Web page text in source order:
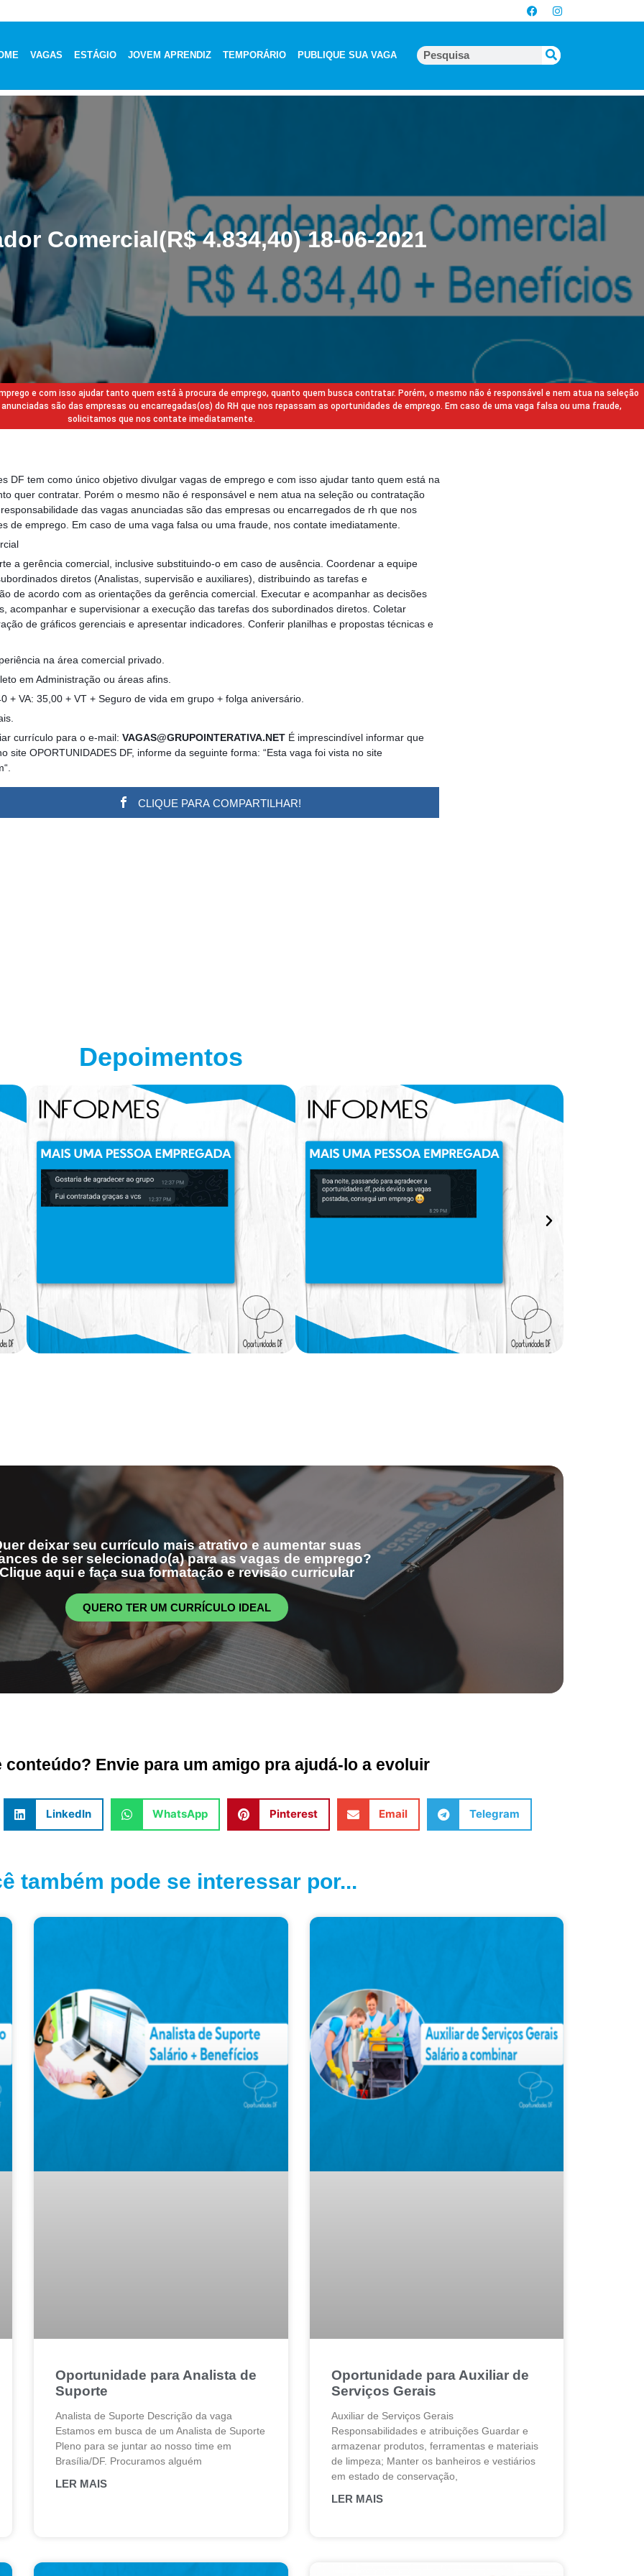
VAGAS ESTÁGIO JOVEM APRENDIZ TEMPORÁRIO PUBLIQUE SUA VAGA
Comercial(R$ 4.834,40) 18-06-2021
e com isso ajudar tanto quem está à procura de emprego, quanto quem busca contratar. Porém, o mesmo não é responsável e nem atua na seleção
são das empresas ou encarregadas(os) do RH que nos repassam as oportunidades de emprego. Em caso de uma vaga falsa ou uma fraude,
solicitamos que nos contate imediatamente.
DF tem como único objetivo divulgar vagas de emprego e com isso ajudar tanto quem está na
quer contratar. Porém o mesmo não é responsável e nem atua na seleção ou contratação
das vagas anunciadas são das empresas ou encarregados de rh que nos
de emprego. Em caso de uma vaga falsa ou uma fraude, nos contate imediatamente.
a gerência comercial, inclusive substituindo-o em caso de ausência. Coordenar a equipe
diretos (Analistas, supervisão e auxiliares), distribuindo as tarefas e
de acordo com as orientações da gerência comercial. Executar e acompanhar as decisões
acompanhar e supervisionar a execução das tarefas dos subordinados diretos. Coletar
de gráficos gerenciais e apresentar indicadores. Conferir planilhas e propostas técnicas e
na área comercial privado.
em Administração ou áreas afins.
+ VA: 35,00 + VT + Seguro de vida em grupo + folga aniversário.
currículo para o e-mail: VAGAS@GRUPOINTERATIVA.NET É imprescindível informar que
site OPORTUNIDADES DF, informe da seguinte forma: “Esta vaga foi vista no site
CLIQUE PARA COMPARTILHAR!
Depoimentos
deixar seu currículo mais atrativo e aumentar suas
de ser selecionado(a) para as vagas de emprego?
aqui e faça sua formatação e revisão curricular
QUERO TER UM CURRÍCULO IDEAL
conteúdo? Envie para um amigo pra ajudá-lo a evoluir
LinkedIn WhatsApp Pinterest Email Telegram
também pode se interessar por...
Oportunidade para Analista de
Suporte
Analista de Suporte Descrição da vaga
Estamos em busca de um Analista de Suporte
Pleno para se juntar ao nosso time em
Brasília/DF. Procuramos alguém
LER MAIS
Oportunidade para Auxiliar de
Serviços Gerais
Auxiliar de Serviços Gerais
Responsabilidades e atribuições Guardar e
armazenar produtos, ferramentas e materiais
de limpeza; Manter os banheiros e vestiários
em estado de conservação,
LER MAIS